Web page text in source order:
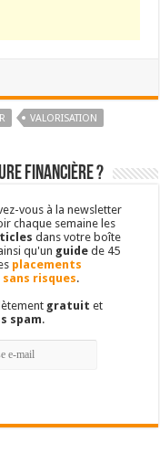
VALORISATION
financière ?
vous à la newsletter
chaque semaine les
dans votre boîte
qu'un guide de 45
placements
risques.
gratuit et
spam.